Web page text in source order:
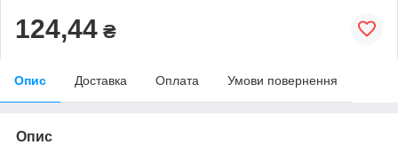
124,44 ₴
Опис Доставка Оплата Умови повернення
Опис